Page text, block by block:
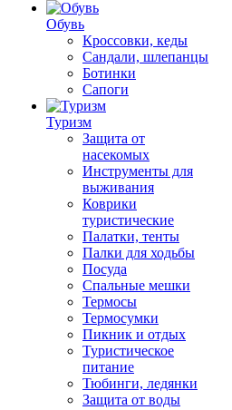
Обувь
Кроссовки, кеды
Сандали, шлепанцы
Ботинки
Сапоги
Туризм
Защита от
насекомых
Инструменты для
выживания
Коврики
туристические
Палатки, тенты
Палки для ходьбы
Посуда
Спальные мешки
Термосы
Термосумки
Пикник и отдых
Туристическое
питание
Тюбинги, ледянки
Защита от воды